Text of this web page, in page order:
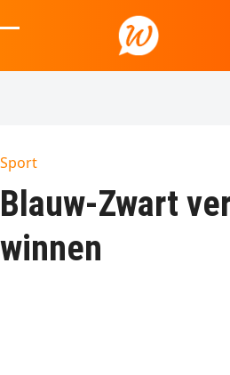
to
mobile
mobile
Sport
Blauw-Zwart
winnen